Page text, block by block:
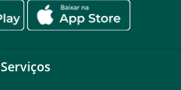
Serviços